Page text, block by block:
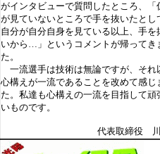
がインタビューで質問したところ、「
が見ていないところで手を抜いたとし
自分が自分自身を見ている以上、手を
いから…」というコメントが帰ってき
た。
一流選手は技術は無論ですが、それ
心構えが一流であることを改めて感じ
た。私達も心構えの一流を目指して頑
いものです。
代表取締役